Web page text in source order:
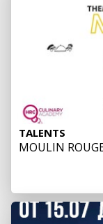
TALENTS
MOULIN